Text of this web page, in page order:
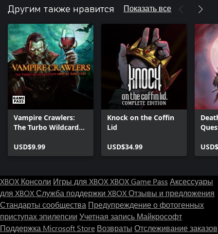
Другим также нравится Показать все
Vampire Crawlers:
The Turbo Wildcard
Survivors
USD$9.99
Knock on the Coffin
Lid
USD$34.99
XBOX Консоли Игры для XBOXXBOX Game Pass Аксессуары
для XBOXСлужба поддержки XBOXОтзывы и предложения
Стандарты сообщества Предупреждение о фотогенных
приступах эпилепсии Учетная запись Майкрософт
Поддержка Microsoft Store Возвраты Отслеживание заказов